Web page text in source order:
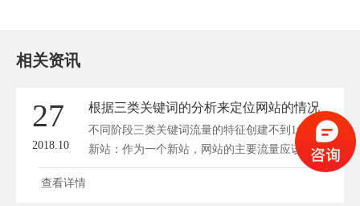
相关资讯
27
2018.10
根据三类关键词的分析来定位网站的情况
不同阶段三类关键词流量的特征创建不到1年的
新站：作为一个新站，网站的主要流量应该...
查看详情